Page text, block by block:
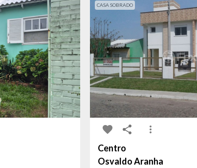
CASA SOBRADO
Centro
Osvaldo Aranha